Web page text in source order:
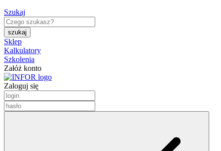
Szukaj
Sklep
Kalkulatory
Szkolenia
Załóż konto
Zaloguj się